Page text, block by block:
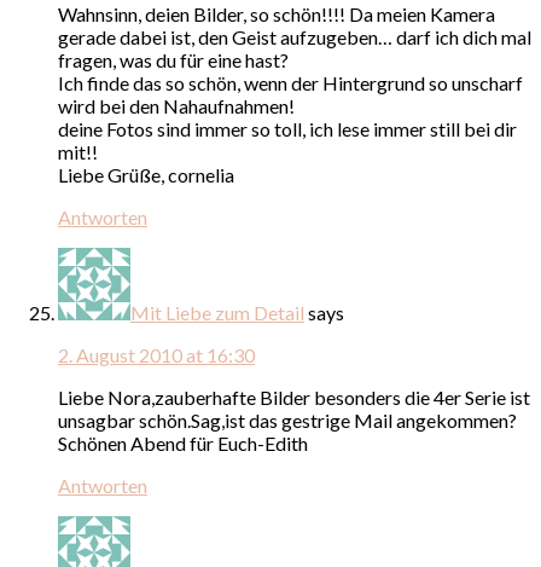
Wahnsinn, deien Bilder, so schön!!!! Da meien Kamera
gerade dabei ist, den Geist aufzugeben… darf ich dich mal
fragen, was du für eine hast?
Ich finde das so schön, wenn der Hintergrund so unscharf
wird bei den Nahaufnahmen!
deine Fotos sind immer so toll, ich lese immer still bei dir
mit!!
Liebe Grüße, cornelia
Antworten
Mit Liebe zum Detail says
2. August 2010 at 16:30
Liebe Nora,zauberhafte Bilder besonders die 4er Serie ist
unsagbar schön.Sag,ist das gestrige Mail angekommen?
Schönen Abend für Euch-Edith
Antworten